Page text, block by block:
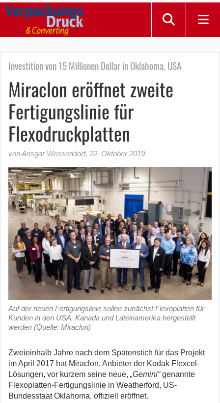
Investition von 15 Millionen Dollar in Oklahoma, USA
Miraclon eröffnet zweite
Fertigungslinie für
Flexodruckplatten
von Ansgar Wessendorf, 22. Oktober 2019
Auf der neuen Fertigungslinie sollen zunächst Flexoplatten für
Kunden in den USA, Kanada und Lateinamerika hergestellt
werden (Quelle: Miraclon)
Zweieinhalb Jahre nach dem Spatenstich für das Projekt
im April 2017 hat Miraclon, Anbieter der Kodak Flexcel-
Lösungen, vor kurzem seine neue, „Gemini“genannte
Flexoplatten-Fertigungslinie in Weatherford, US-
Bundesstaat Oklahoma, offiziell eröffnet.